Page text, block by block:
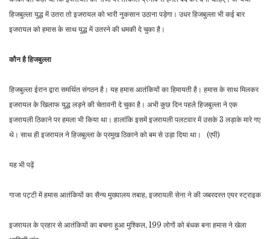
हिजबुल्ला युद्ध में उतरा तो इजरायल को भारी नुकसान उठाना पड़ेगा। उधर हिजबुल्ला भी कई बार
इजरायल को हमास के साथ युद्ध में उतरने की धमकी दे चुका है।
कौन है हिजबुल्ला
हिजबुल्ला ईरान द्वारा समर्थित संगठन है। यह हमास आतंकियों का हिमायती है। हमास के साथ मिलकर
इजरायल के खिलाफ युद्ध लड़ने की चेतावनी दे चुका है। अभी कुछ दिन पहले हिजबुल्ला ने एक
इजरायली ठिकाने पर हमला भी किया था। हालांकि इसमें इजरायली पलटवार में उसके 3 लड़ाके मारे गए
थे। साथ ही इजरायल ने हिजबुल्ला के प्रमुख ठिकाने को बम से उड़ा दिया था। ​ (एपी)
यह भी पढ़ें
गाजा पट्टी में हमास आतंकियों का सैन्य मुख्यालय तबाह, इजरायली सेना ने की जबरदस्त एयर स्ट्राइक
इजरायल के प्रहार से आतंकियों का बचना हुआ मुश्किल, 199 लोगों को बंधक बना हमास ने खेला